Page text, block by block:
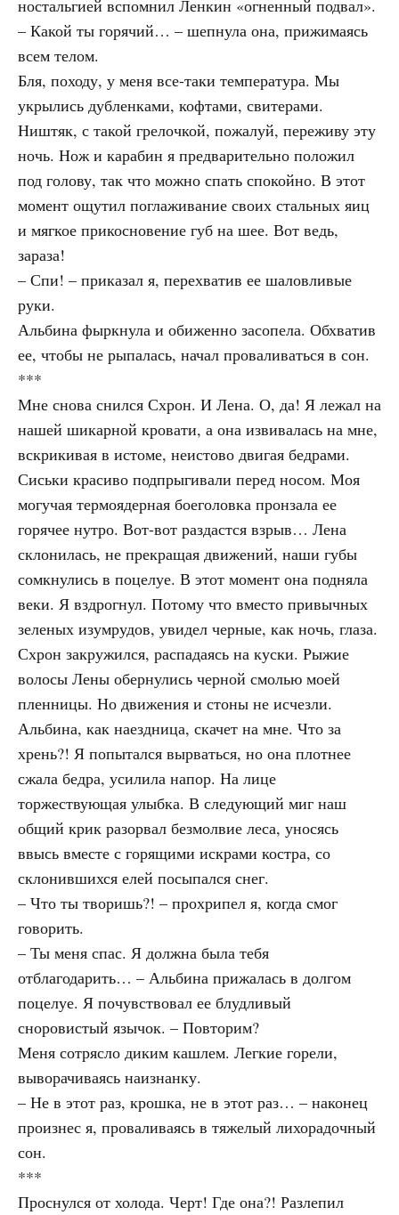
ностальгией вспомнил Ленкин «огненный подвал».
– Какой ты горячий… – шепнула она, прижимаясь
всем телом.
Бля, походу, у меня все-таки температура. Мы
укрылись дубленками, кофтами, свитерами.
Ништяк, с такой грелочкой, пожалуй, переживу эту
ночь. Нож и карабин я предварительно положил
под голову, так что можно спать спокойно. В этот
момент ощутил поглаживание своих стальных яиц
и мягкое прикосновение губ на шее. Вот ведь,
зараза!
– Спи! – приказал я, перехватив ее шаловливые
руки.
Альбина фыркнула и обиженно засопела. Обхватив
ее, чтобы не рыпалась, начал проваливаться в сон.
***
Мне снова снился Схрон. И Лена. О, да! Я лежал на
нашей шикарной кровати, а она извивалась на мне,
вскрикивая в истоме, неистово двигая бедрами.
Сиськи красиво подпрыгивали перед носом. Моя
могучая термоядерная боеголовка пронзала ее
горячее нутро. Вот-вот раздастся взрыв… Лена
склонилась, не прекращая движений, наши губы
сомкнулись в поцелуе. В этот момент она подняла
веки. Я вздрогнул. Потому что вместо привычных
зеленых изумрудов, увидел черные, как ночь, глаза.
Схрон закружился, распадаясь на куски. Рыжие
волосы Лены обернулись черной смолью моей
пленницы. Но движения и стоны не исчезли.
Альбина, как наездница, скачет на мне. Что за
хрень?! Я попытался вырваться, но она плотнее
сжала бедра, усилила напор. На лице
торжествующая улыбка. В следующий миг наш
общий крик разорвал безмолвие леса, уносясь
ввысь вместе с горящими искрами костра, со
склонившихся елей посыпался снег.
– Что ты творишь?! – прохрипел я, когда смог
говорить.
– Ты меня спас. Я должна была тебя
отблагодарить… – Альбина прижалась в долгом
поцелуе. Я почувствовал ее блудливый
сноровистый язычок. – Повторим?
Меня сотрясло диким кашлем. Легкие горели,
выворачиваясь наизнанку.
– Не в этот раз, крошка, не в этот раз… – наконец
произнес я, проваливаясь в тяжелый лихорадочный
сон.
***
Проснулся от холода. Черт! Где она?! Разлепил